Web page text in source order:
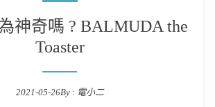
神奇嗎 ? BALMUDA the
Toaster
2021-05-26By : 電小二